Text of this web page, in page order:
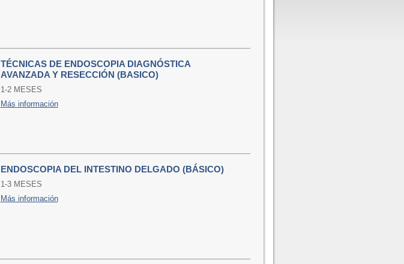
TÉCNICAS DE ENDOSCOPIA DIAGNÓSTICA
AVANZADA Y RESECCIÓN (BASICO)
1-2 MESES
Más información
ENDOSCOPIA DEL INTESTINO DELGADO (BÁSICO)
1-3 MESES
Más información